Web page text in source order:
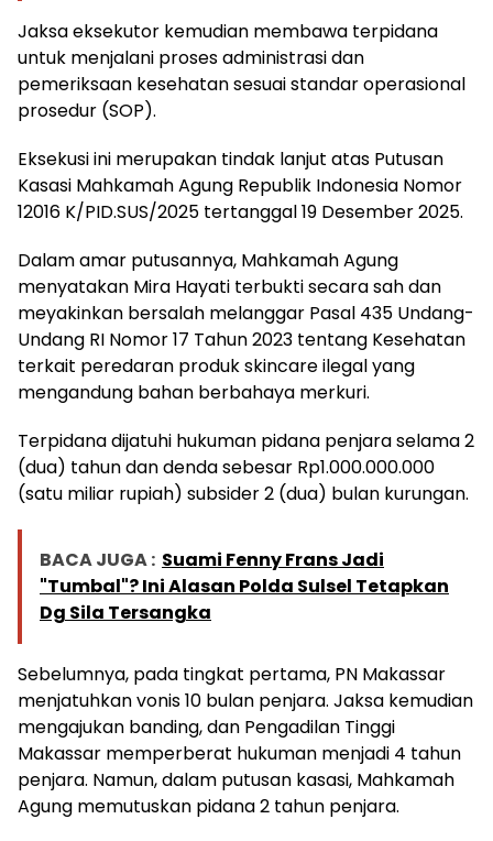
Jaksa eksekutor kemudian membawa terpidana
untuk menjalani proses administrasi dan
pemeriksaan kesehatan sesuai standar operasional
prosedur (SOP).
Eksekusi ini merupakan tindak lanjut atas Putusan
Kasasi Mahkamah Agung Republik Indonesia Nomor
12016 K/PID.SUS/2025 tertanggal 19 Desember 2025.
Dalam amar putusannya, Mahkamah Agung
menyatakan Mira Hayati terbukti secara sah dan
meyakinkan bersalah melanggar Pasal 435 Undang-
Undang RI Nomor 17 Tahun 2023 tentang Kesehatan
terkait peredaran produk skincare ilegal yang
mengandung bahan berbahaya merkuri.
Terpidana dijatuhi hukuman pidana penjara selama 2
(dua) tahun dan denda sebesar Rp1.000.000.000
(satu miliar rupiah) subsider 2 (dua) bulan kurungan.
BACA JUGA : Suami Fenny Frans Jadi
"Tumbal"? Ini Alasan Polda Sulsel Tetapkan
Dg Sila Tersangka
Sebelumnya, pada tingkat pertama, PN Makassar
menjatuhkan vonis 10 bulan penjara. Jaksa kemudian
mengajukan banding, dan Pengadilan Tinggi
Makassar memperberat hukuman menjadi 4 tahun
penjara. Namun, dalam putusan kasasi, Mahkamah
Agung memutuskan pidana 2 tahun penjara.